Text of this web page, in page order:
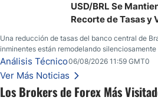
Los Brokers de Forex Más
USD/BRL Se
Recorte de Tasas y
Una reducción de tasas del banco central de
inminentes están remodelando
Una reducción de tasas por parte del banco
inminentes están remodelando silenciosamente
Esto es lo que los traders están observando a
Análisis Técnico06/08/2026 11:59 GMT0
Ver Más Noticias